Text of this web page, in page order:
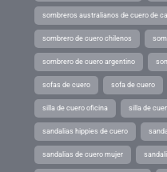
sombreros australianos de cuero de
sombrero de cuero chilenos
sombrero de cuero argentino
sofas de cuero sofa de cuero
silla de cuero oficina silla de
sandalias hippies de cuero
sandalias de cuero mujer